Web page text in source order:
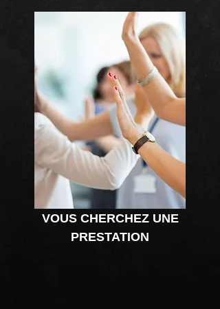
VOUS CHERCHEZ UNE
PRESTATION